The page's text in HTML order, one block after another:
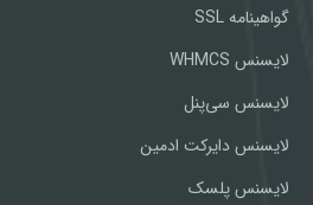
گواهینامه SSL
لایسنس WHMCS
لایسنس سی‌پنل
لایسنس دایرکت ادمین
لایسنس پلسک